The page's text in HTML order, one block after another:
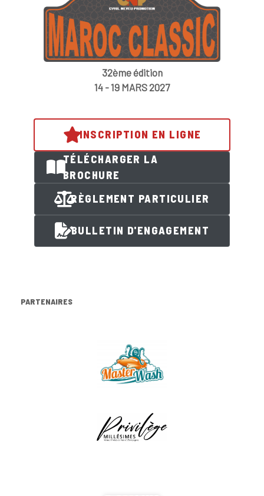
32ème édition
14 - 19 MARS 2027
INSCRIPTION EN LIGNE
TÉLÉCHARGER LA
BROCHURE
RÈGLEMENT PARTICULIER
BULLETIN D'ENGAGEMENT
PARTENAIRES